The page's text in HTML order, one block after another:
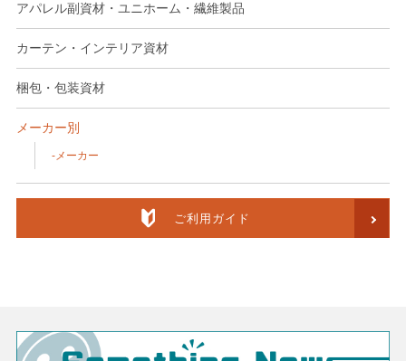
アパレル副資材・ユニホーム・繊維製品
カーテン・インテリア資材
梱包・包装資材
メーカー別
メーカー
ご利用ガイド